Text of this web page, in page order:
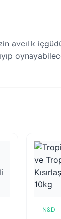
avcılık
N&D